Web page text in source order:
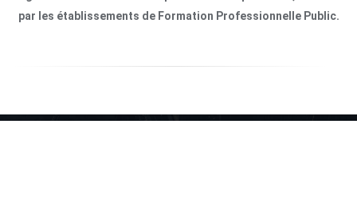
par les établissements de Formation Professionnelle Public.